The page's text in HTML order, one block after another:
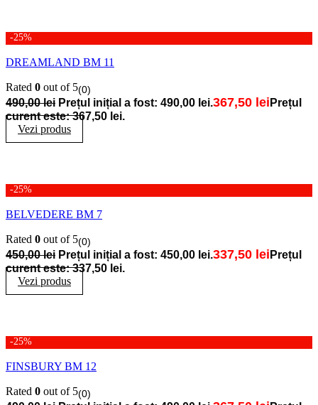
-25%
DREAMLAND BM 11
Rated 0 out of 5(0)
490,00lei Prețul inițial a fost: 490,00 lei.367,50 lei Prețul
curent este: 367,50 lei.
Vezi produs
-25%
BELVEDERE BM 7
Rated 0 out of 5(0)
450,00lei Prețul inițial a fost: 450,00 lei.337,50 lei Prețul
curent este: 337,50 lei.
Vezi produs
-25%
FINSBURY BM 12
Rated 0 out of 5(0)